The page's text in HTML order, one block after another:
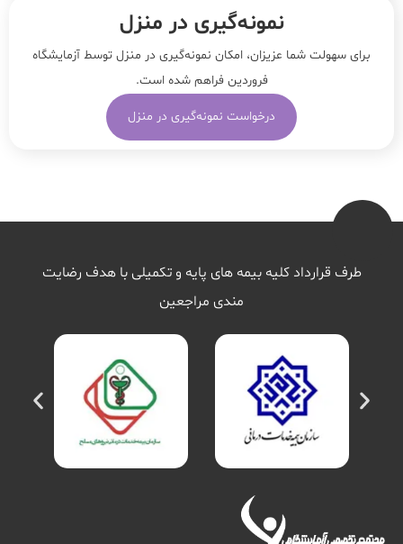
نمونه‌‌گیری در منزل
برای سهولت شما عزیزان، امکان نمونه‌گیری در منزل توسط آزمایشگاه
فروردین فراهم شده است.
درخواست نمونه‌گیری در منزل
طرف قرارداد کلیه بیمه های پایه و تکمیلی با هدف رضایت
مندی مراجعین